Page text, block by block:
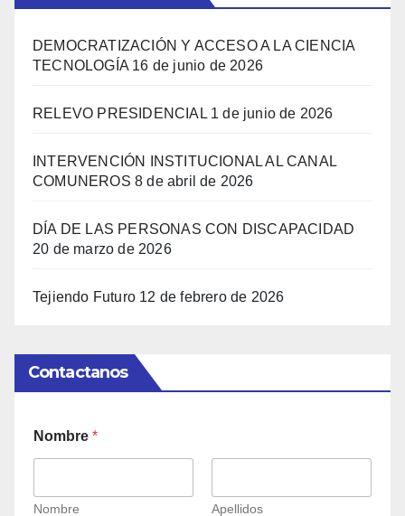
DEMOCRATIZACIÓN Y ACCESO A LA CIENCIA
TECNOLOGÍA 16 de junio de 2026
RELEVO PRESIDENCIAL 1 de junio de 2026
INTERVENCIÓN INSTITUCIONAL AL CANAL
COMUNEROS 8 de abril de 2026
DÍA DE LAS PERSONAS CON DISCAPACIDAD
20 de marzo de 2026
Tejiendo Futuro 12 de febrero de 2026
Contactanos
Nombre *
Nombre Apellidos